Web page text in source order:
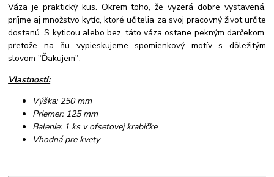
Váza je praktický kus. Okrem toho, že vyzerá dobre vystavená,
príjme aj množstvo kytíc, ktoré učitelia za svoj pracovný život určite
dostanú. S kyticou alebo bez, táto váza ostane pekným darčekom,
pretože na ňu vypieskujeme spomienkový motív s dôležitým
slovom "Ďakujem".
Vlastnosti:
Výška: 250 mm
Priemer: 125 mm
Balenie: 1 ks v ofsetovej krabičke
Vhodná pre kvety